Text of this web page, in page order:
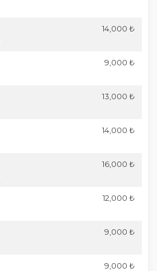
14,000 ₺
9,000 ₺
13,000 ₺
14,000 ₺
16,000 ₺
12,000 ₺
9,000 ₺
9,000 ₺